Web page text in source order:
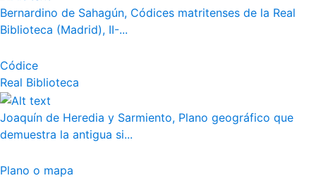
Bernardino de Sahagún, Códices matritenses de la Real
Biblioteca (Madrid), II-...
Códice
Real Biblioteca
Joaquín de Heredia y Sarmiento, Plano geográfico que
demuestra la antigua si...
Plano o mapa